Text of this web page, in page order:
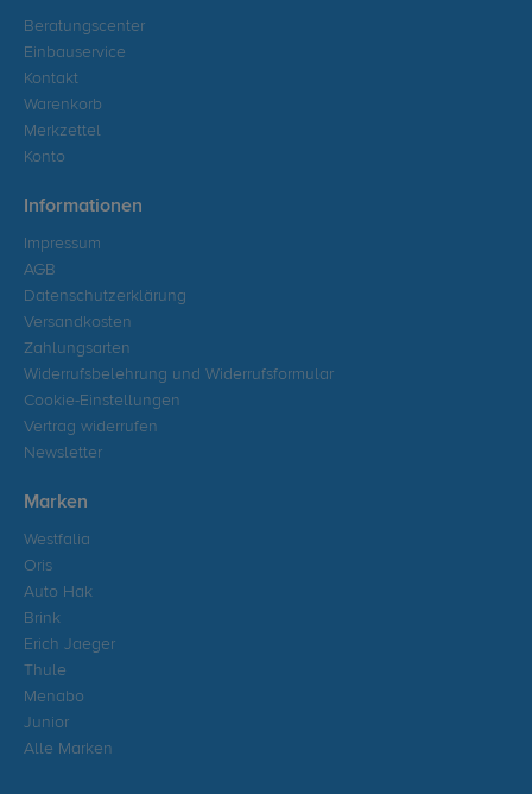
Beratungscenter
Einbauservice
Kontakt
Warenkorb
Merkzettel
Konto
Informationen
Impressum
AGB
Datenschutzerklärung
Versandkosten
Zahlungsarten
Widerrufsbelehrung und Widerrufsformular
Cookie-Einstellungen
Vertrag widerrufen
Newsletter
Marken
Westfalia
Oris
Auto Hak
Brink
Erich Jaeger
Thule
Menabo
Junior
Alle Marken